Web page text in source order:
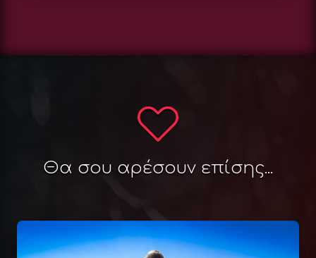
Θα σου αρέσουν επίσης...